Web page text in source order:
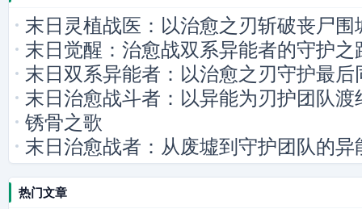
末日灵植战医：以治愈之刃斩破丧尸围
末日觉醒：治愈战双系异能者的守护之
末日双系异能者：以治愈之刃守护最后
末日治愈战斗者：以异能为刃护团队渡
锈骨之歌
末日治愈战者：从废墟到守护团队的异
热门文章